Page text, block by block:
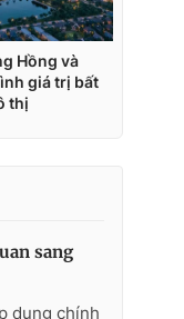
sang
dụng chính